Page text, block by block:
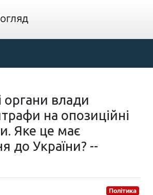
органи влади
на опозиційні
Яке це має
до України? --
Політика